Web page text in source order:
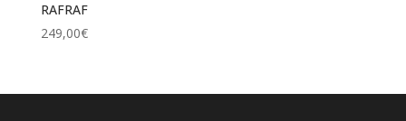
RAFRAF
249,00€